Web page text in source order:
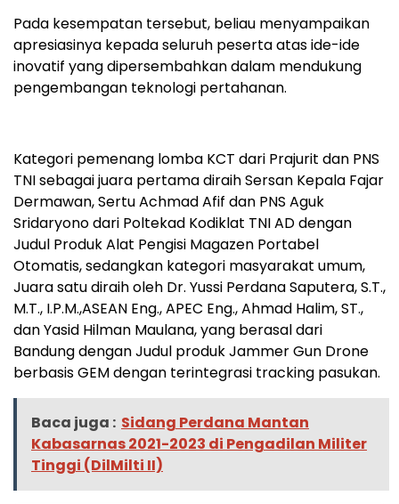
Pada kesempatan tersebut, beliau menyampaikan
apresiasinya kepada seluruh peserta atas ide-ide
inovatif yang dipersembahkan dalam mendukung
pengembangan teknologi pertahanan.
Kategori pemenang lomba KCT dari Prajurit dan PNS
TNI sebagai juara pertama diraih Sersan Kepala Fajar
Dermawan, Sertu Achmad Afif dan PNS Aguk
Sridaryono dari Poltekad Kodiklat TNI AD dengan
Judul Produk Alat Pengisi Magazen Portabel
Otomatis, sedangkan kategori masyarakat umum,
Juara satu diraih oleh Dr. Yussi Perdana Saputera, S.T.,
M.T., I.P.M.,ASEAN Eng., APEC Eng., Ahmad Halim, ST.,
dan Yasid Hilman Maulana, yang berasal dari
Bandung dengan Judul produk Jammer Gun Drone
berbasis GEM dengan terintegrasi tracking pasukan.
Baca juga : Sidang Perdana Mantan
Kabasarnas 2021-2023 di Pengadilan Militer
Tinggi (DilMilti II)